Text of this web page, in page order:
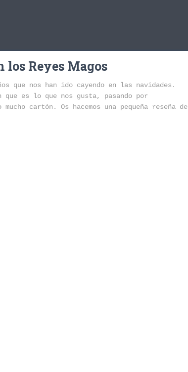
los Reyes Magos
que nos han ido cayendo en las navidades.
que es lo que nos gusta, pasando por
cartón. Os hacemos una pequeña reseña de